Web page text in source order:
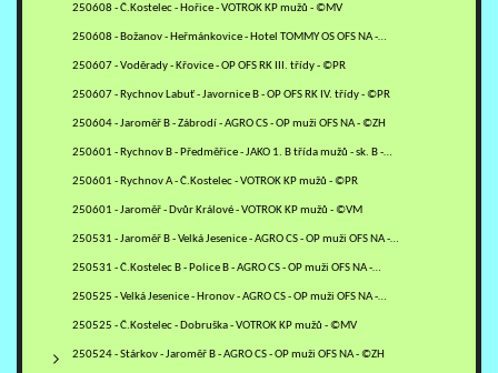
250608 - Č.Kostelec - Hořice - VOTROK KP mužů - ©MV
250608 - Božanov - Heřmánkovice - Hotel TOMMY OS OFS NA -…
250607 - Voděrady - Křovice - OP OFS RK III. třídy - ©PR
250607 - Rychnov Labuť - Javornice B - OP OFS RK IV. třídy - ©PR
250604 - Jaroměř B - Zábrodí - AGRO CS - OP muži OFS NA - ©ZH
250601 - Rychnov B - Předměřice - JAKO 1. B třída mužů - sk. B -…
250601 - Rychnov A - Č.Kostelec - VOTROK KP mužů - ©PR
250601 - Jaroměř - Dvůr Králové - VOTROK KP mužů - ©VM
250531 - Jaroměř B - Velká Jesenice - AGRO CS - OP muži OFS NA -…
250531 - Č.Kostelec B - Police B - AGRO CS - OP muži OFS NA -…
250525 - Velká Jesenice - Hronov - AGRO CS - OP muži OFS NA -…
250525 - Č.Kostelec - Dobruška - VOTROK KP mužů - ©MV
250524 - Stárkov - Jaroměř B - AGRO CS - OP muži OFS NA - ©ZH